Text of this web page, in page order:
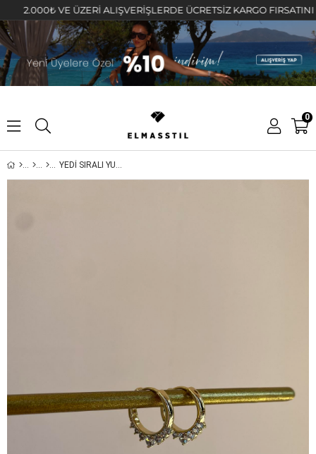
2.000₺ VE ÜZERİ ALIŞVERİŞLERDE ÜCRETSİZ KARGO FIRSATINI
0
YEDİ SIRALI YUVARLAK TAŞ HALKA KÜPE 1,3cm